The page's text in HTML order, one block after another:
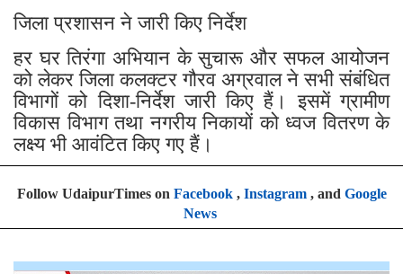
जिला प्रशासन ने जारी किए निर्देश
हर घर तिरंगा अभियान के सुचारू और सफल आयोजन
को लेकर जिला कलक्टर गौरव अग्रवाल ने सभी संबंधित
विभागों को दिशा-निर्देश जारी किए हैं। इसमें ग्रामीण
विकास विभाग तथा नगरीय निकायों को ध्वज वितरण के
लक्ष्य भी आवंटित किए गए हैं।
Follow UdaipurTimes on Facebook, Instagram, and Google
News